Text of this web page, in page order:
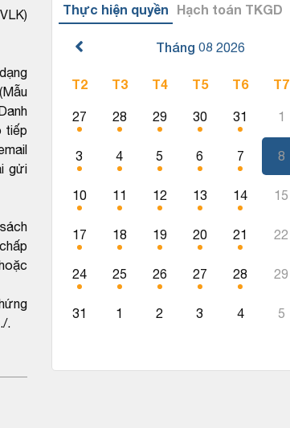
tiếp
gửi
.
Thực hiện quyền Hạch toán TKGD
Tháng 08 2026
T2 T3 T4 T5 T6 T7
27 28 29 30 31 1
3 4 5 6 7 8
10 11 12 13 14 15
17 18 19 20 21 22
24 25 26 27 28 29
31 1 2 3 4 5